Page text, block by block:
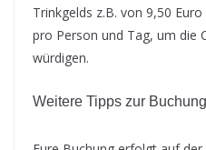
Trinkgelds z.B. von 9,50
pro Person und Tag, um die
würdigen.
Weitere Tipps zur Buchung